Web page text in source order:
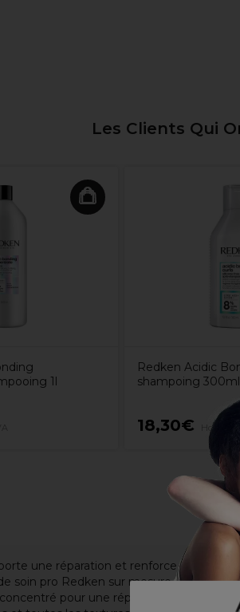
Les Clients Qui
1l
Redken Acidic
shampoing 300ml
18,30€ Hors TVA
une réparation et renforce les
soin pro Redken sur mesure qui
pour une réparation optimale